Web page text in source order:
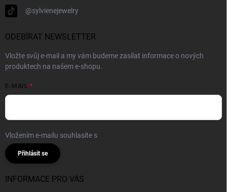
@sylvienejewelry
ODEBÍRAT NEWSLETTER
Vložte svůj e-mail a my vám budeme zasílat informace o nových
produktech na našem e-shopu.
E-MAIL
Vložením e-mailu souhlasíte s
Přihlásit se
INFORMACE PRO VÁS